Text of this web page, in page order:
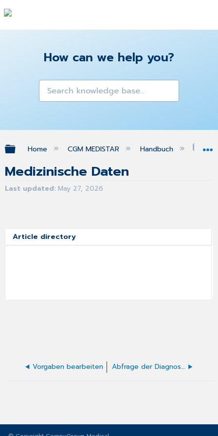
How can we help you?
Expand/collapse global hierarchy
Home CGM MEDISTAR Handbuch
Medizinische Daten
Last updated May 27, 2026
Article directory
Vorgaben bearbeiten Abfrage der Diagnosesicherheit und Lokalisation